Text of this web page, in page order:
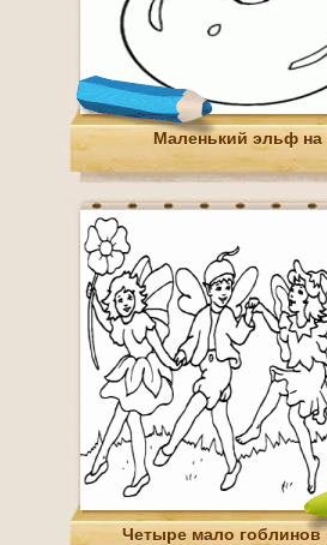
Маленький эльф на
Четыре мало гоблинов